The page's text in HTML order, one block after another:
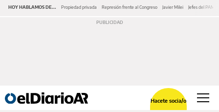
HOY HABLAMOS DE... Propiedad privada Represión frente al Congreso Javier Milei Jefes del PAMI
Hacete socia/o